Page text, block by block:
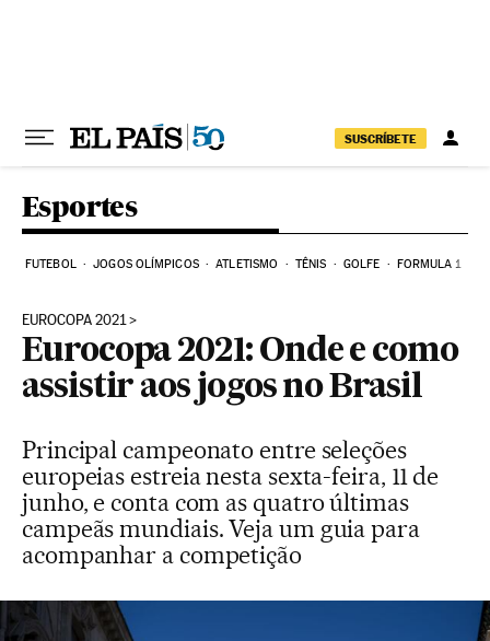
SUSCRÍBETE
Esportes
FUTEBOL JOGOS OLÍMPICOS ATLETISMO TÊNIS GOLFE FORMULA 1
EUROCOPA 2021
Eurocopa 2021: Onde e como
assistir aos jogos no Brasil
Principal campeonato entre seleções
europeias estreia nesta sexta-feira, 11 de
junho, e conta com as quatro últimas
campeãs mundiais. Veja um guia para
acompanhar a competição